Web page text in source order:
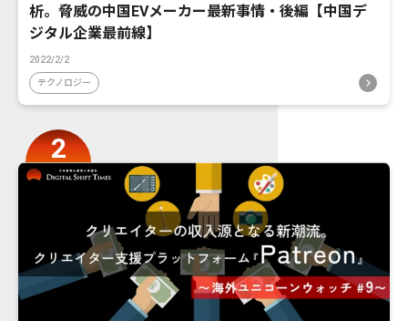
析。脅威の中国EVメーカー最新事情・後編【中国デ
ジタル企業最前線】
2022/2/2
テクノロジー